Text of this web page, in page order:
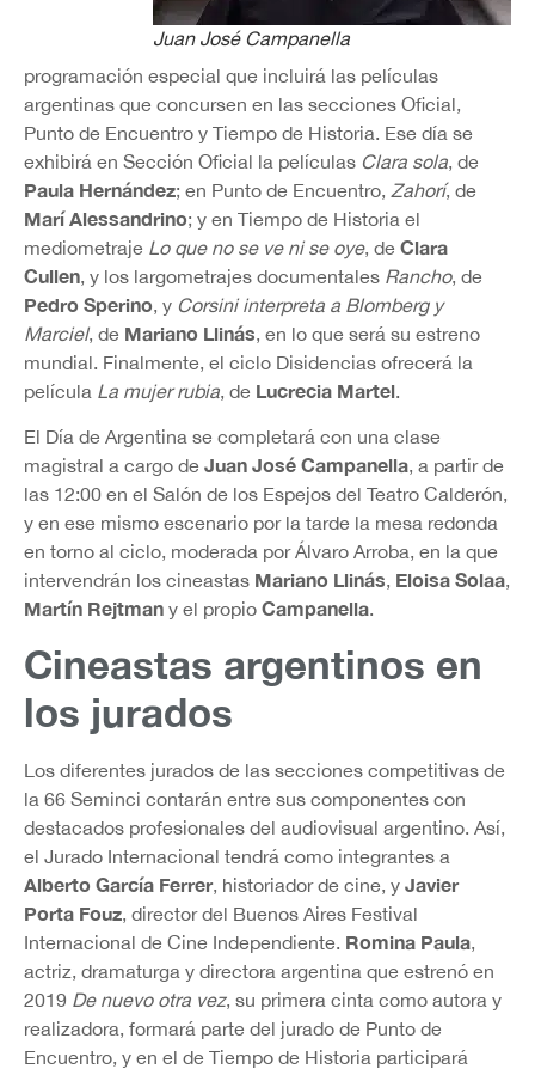
Juan José Campanella
programación especial que incluirá las películas
argentinas que concursen en las secciones Oficial,
Punto de Encuentro y Tiempo de Historia. Ese día se
exhibirá en Sección Oficial la películas Clara sola, de
Paula Hernández; en Punto de Encuentro, Zahorí, de
Marí Alessandrino; y en Tiempo de Historia el
mediometraje Lo que no se ve ni se oye, de Clara
Cullen, y los largometrajes documentales Rancho, de
Pedro Sperino, y Corsini interpreta a Blomberg y
Marciel, de Mariano Llinás, en lo que será su estreno
mundial. Finalmente, el ciclo Disidencias ofrecerá la
película La mujer rubia, de Lucrecia Martel.
El Día de Argentina se completará con una clase
magistral a cargo de Juan José Campanella, a partir de
las 12:00 en el Salón de los Espejos del Teatro Calderón,
y en ese mismo escenario por la tarde la mesa redonda
en torno al ciclo, moderada por Álvaro Arroba, en la que
intervendrán los cineastas Mariano Llinás, Eloisa Solaa,
Martín Rejtman y el propio Campanella.
Cineastas argentinos en
los jurados
Los diferentes jurados de las secciones competitivas de
la 66 Seminci contarán entre sus componentes con
destacados profesionales del audiovisual argentino. Así,
el Jurado Internacional tendrá como integrantes a
Alberto García Ferrer, historiador de cine, y Javier
Porta Fouz, director del Buenos Aires Festival
Internacional de Cine Independiente. Romina Paula,
actriz, dramaturga y directora argentina que estrenó en
2019 De nuevo otra vez, su primera cinta como autora y
realizadora, formará parte del jurado de Punto de
Encuentro, y en el de Tiempo de Historia participará